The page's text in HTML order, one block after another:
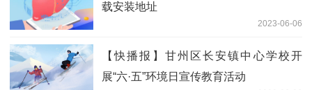
载安装地址
2023-06-06
【快播报】甘州区长安镇中心学校开
展“六·五”环境日宣传教育活动